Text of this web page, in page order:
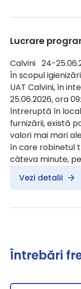
Lucrare
Calvini 24-
În scopul
UAT Calvini, în
25.06.2026, ora
întreruptă în
furnizării, există
valori mai mari
în care robinetul
câteva minute,
Vezi detalii
Întrebări